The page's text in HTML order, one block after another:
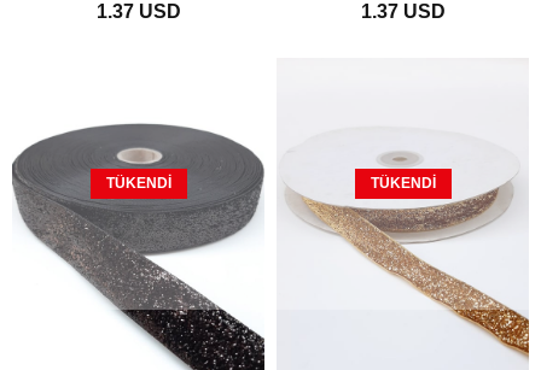
1.37 USD
Kurdele 2.5 Cm
1.37 USD
TÜKENDI TÜKENDI